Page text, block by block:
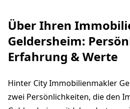
Über Ihren
Geldersheim:
Erfahrung & Werte
Hinter City Immobilienmakler
zwei Persönlichkeiten, die den